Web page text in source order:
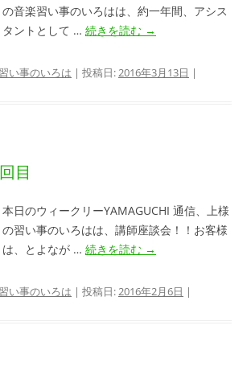
の音楽習い事のいろはは、約一年間、アシス
タントとして … 続きを読む →
い事のいろは | 投稿日:2016年3月13日 |
目
本日のウィークリーYAMAGUCHI 通信、上様
の習い事のいろはは、講師座談会！！お客様
は、とよなが … 続きを読む →
い事のいろは | 投稿日:2016年2月6日 |